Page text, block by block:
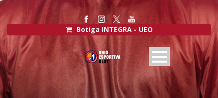
Botiga INTEGRA - UEO